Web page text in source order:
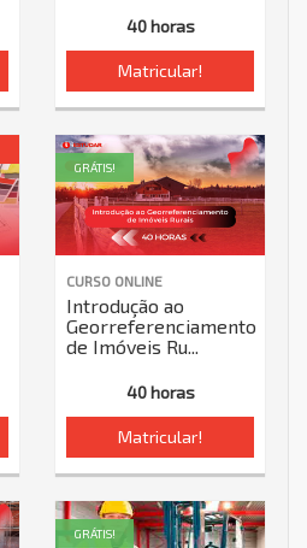
40 horas
Matricular!
CURSO ONLINE
Introdução ao
Georreferenciamento
de Imóveis Ru...
40 horas
Matricular!
GRÁTIS!
GRÁTIS!